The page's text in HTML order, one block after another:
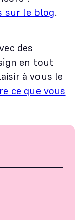
sur le blog.
des
en tout
à vous le
ce que vous